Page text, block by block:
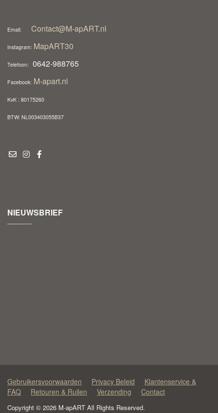
Email: Contact@M-apART.nl
Instagram: MapART30
Telefoon: 0642-988765
Facebook: M-apart.nl
KvK : 80175260
BTW: NL003403055B37
NIEUWSBRIEF
Gebruikersvoorwaarden Privacy Beleid
Klantenservice &
FAQ
Retouren & Ruilen Verzending Contact
Copyright © 2026 M-apART All Rights Reserved.